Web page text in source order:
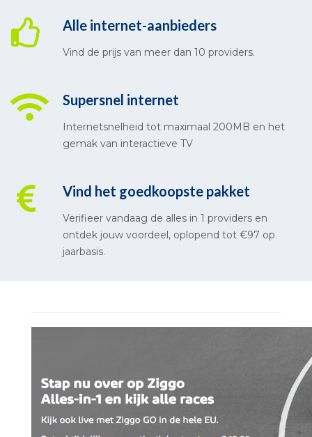
Alle internet-aanbieders
Vind de prijs van meer dan 10 providers.
Supersnel internet
Internetsnelheid tot maximaal 200MB en het
gemak van interactieve TV
Vind het goedkoopste pakket
Verifieer vandaag de alles in 1 providers en
ontdek jouw voordeel, oplopend tot €97 op
jaarbasis.